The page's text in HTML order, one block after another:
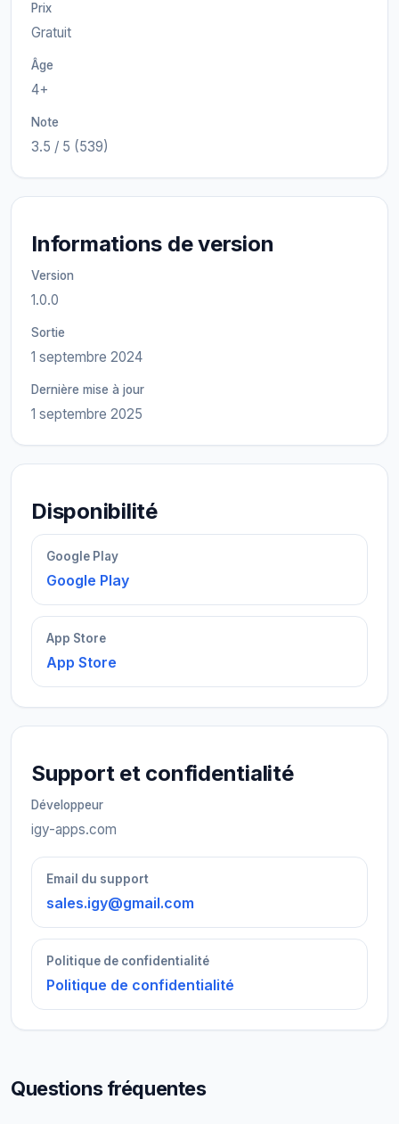
Prix
Gratuit
Âge
4+
Note
3.5 / 5 (539)
Informations de version
Version
1.0.0
Sortie
1 septembre 2024
Dernière mise à jour
1 septembre 2025
Disponibilité
Google Play
Google Play
App Store
App Store
Support et confidentialité
Développeur
igy-apps.com
Email du support
sales.igy@gmail.com
Politique de confidentialité
Politique de confidentialité
Questions fréquentes